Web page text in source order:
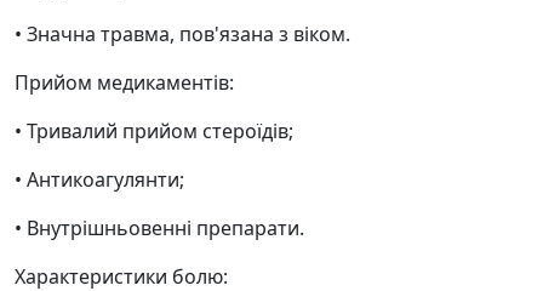
• Значна травма, пов'язана з віком.
Прийом медикаментів:
• Тривалий прийом стероїдів;
• Антикоагулянти;
• Внутрішньовенні препарати.
Характеристики болю: